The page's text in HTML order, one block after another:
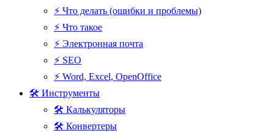
⚡ Что делать (ошибки и проблемы)
⚡ Что такое
⚡ Электронная почта
⚡ SEO
⚡ Word, Excel, OpenOffice
🛠 Инструменты
🛠 Калькуляторы
🛠 Конвертеры